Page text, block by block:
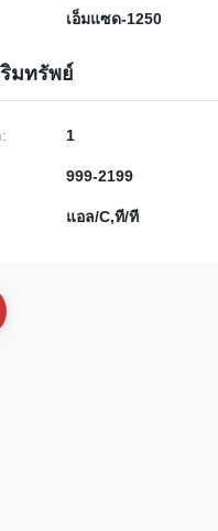
เอ็มแซด-1250
มทรัพย์
1
999-2199
แอล/C,ที/ที